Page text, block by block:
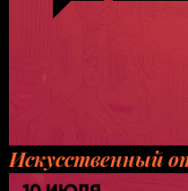
Искусственный